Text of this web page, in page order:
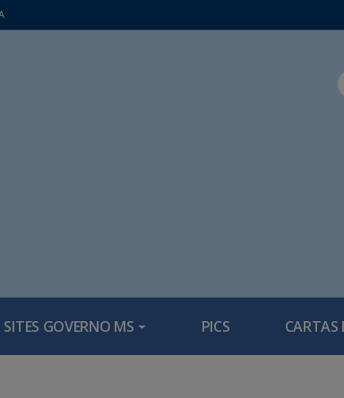
SITES GOVERNO MS PICS CARTAS